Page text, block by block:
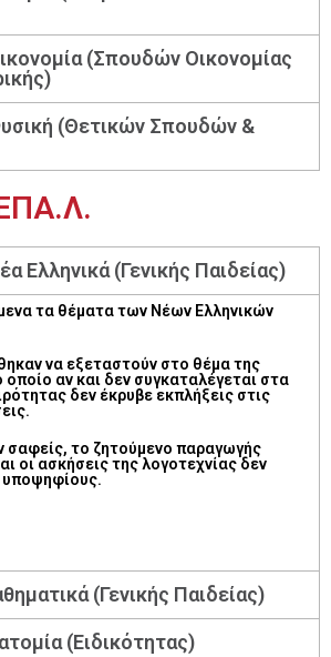
(Σπουδών Οικονομίας
(Θετικών Σπουδών &
Ελληνικά (Γενικής Παιδείας)
τα θέματα των Νέων Ελληνικών
να εξεταστούν στο θέμα της
αν και δεν συγκαταλέγεται στα
δεν έκρυβε εκπλήξεις στις
σαφείς, το ζητούμενο παραγωγής
οι ασκήσεις της λογοτεχνίας δεν
(Γενικής Παιδείας)
(Ειδικότητας)